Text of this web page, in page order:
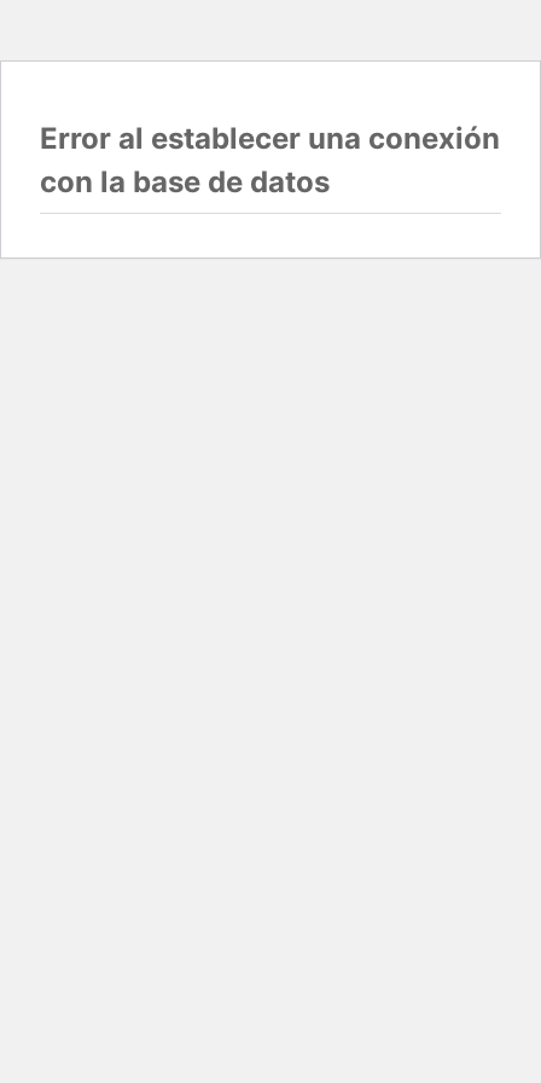
Error al establecer una conexión
con la base de datos